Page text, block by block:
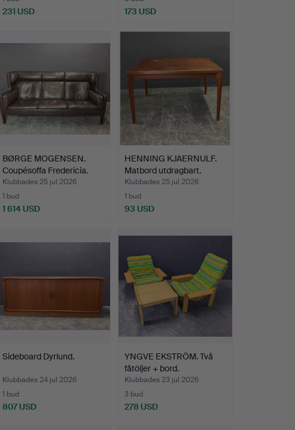
231 USD 173 USD
BØRGE MOGENSEN.
Coupésoffa Fredericia.
Klubbades 25 jul 2026
1 bud
1 614 USD
HENNING KJAERNULF.
Matbord utdragbart.
Klubbades 25 jul 2026
1 bud
93 USD
Sideboard Dyrlund.
Klubbades 24 jul 2026
1 bud
807 USD
YNGVE EKSTRÖM. Två
fåtöljer + bord.
Klubbades 23 jul 2026
3 bud
278 USD